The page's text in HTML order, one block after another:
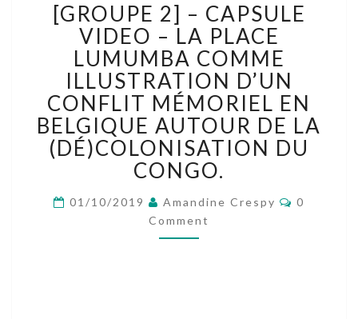
2]
–
CAPSULE
VIDEO
LA
PLACE
LUMUMBA
COMME
ILLUSTRATION
CONFLIT
MÉMORIEL
EN
[GROUPE 2] – CAPSULE
VIDEO – LA PLACE
LUMUMBA COMME
ILLUSTRATION D’UN
CONFLIT MÉMORIEL EN
BELGIQUE AUTOUR DE LA
(DÉ)COLONISATION DU
CONGO.
01/10/2019 Amandine Crespy
0
Comment